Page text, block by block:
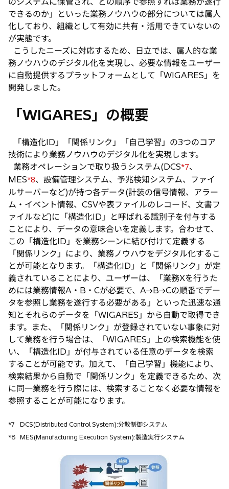
できるのか」といった業務ノウハウの部分については属人
化しており、組織として有効に共有・活用できていないの
が実態です。
こうしたニーズに対応するため、日立では、属人的な業
務ノウハウのデジタル化を実現し、必要な情報をユーザー
に自動提供するプラットフォームとして「WIGARES」を
開発しました。
「WIGARES」の概要
「構造化ID」「関係リンク」「自己学習」の3つのコア
技術により業務ノウハウのデジタル化を実現します。
業務オペレーションで取り扱うシステム(DCS*7、
MES*8、設備管理システム、予兆検知システム、ファイ
ルサーバーなど)が持つ各データ(計装の信号情報、アラー
ム・イベント情報、CSVや表ファイルのレコード、文書フ
ァイルなど)に「構造化ID」と呼ばれる識別子を付与する
ことにより、データの意味合いを定義します。合わせて、
この「構造化ID」を業務シーンに結び付けて定義する
「関係リンク」により、業務ノウハウをデジタル化するこ
とが可能となります。「構造化ID」と「関係リンク」が定
義されていることにより、ユーザーは、「業務Xを行うた
めには業務情報A・B・Cが必要で、A→B→Cの順番でデー
タを参照し業務を遂行する必要がある」といった迅速な通
知とそれらのデータを「WIGARES」から自動で取得でき
ます。また、「関係リンク」が登録されていない事象に対
して業務を行う場合は、「WIGARES」上の検索機能を使
い、「構造化ID」が付与されている任意のデータを検索
することが可能です。加えて、「自己学習」機能により、
検索結果から自動で「関係リンク」を定義できるため、次
に同一業務を行う際には、検索することなく必要な情報を
参照することが可能になります。
*7
DCS(Distributed Control System):分散制御システム
*8 MES(Manufacturing Execution System):製造実行システム